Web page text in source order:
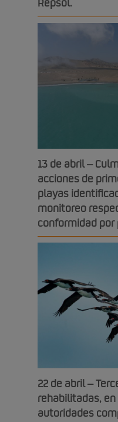
Repsol.
13 de abril –
acciones de
playas
monitoreo
conformidad
22 de abril –
rehabilitadas,
autoridades